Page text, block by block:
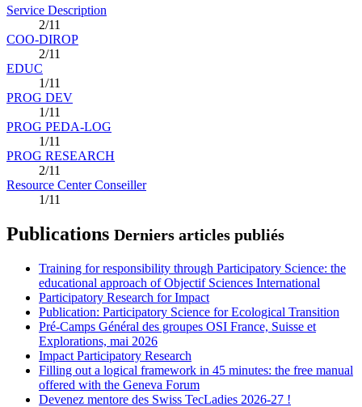
Service Description
2/11
COO-DIROP
2/11
EDUC
1/11
PROG DEV
1/11
PROG PEDA-LOG
1/11
PROG RESEARCH
2/11
Resource Center Conseiller
1/11
Publications Derniers articles publiés
Training for responsibility through Participatory Science: the
educational approach of Objectif Sciences International
Participatory Research for Impact
Publication: Participatory Science for Ecological Transition
Pré-Camps Général des groupes OSI France, Suisse et
Explorations, mai 2026
Impact Participatory Research
Filling out a logical framework in 45 minutes: the free manual
offered with the Geneva Forum
Devenez mentore des Swiss TecLadies 2026-27 !